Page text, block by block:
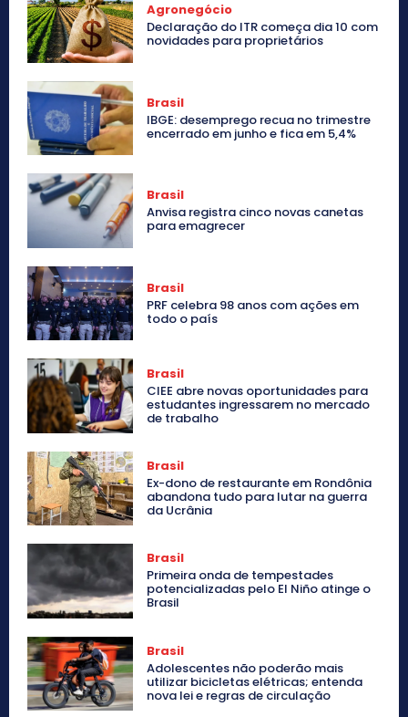
Agronegócio
Declaração do ITR começa dia 10 com
novidades para proprietários
Brasil
IBGE: desemprego recua no trimestre
encerrado em junho e fica em 5,4%
Brasil
Anvisa registra cinco novas canetas
para emagrecer
Brasil
PRF celebra 98 anos com ações em
todo o país
Brasil
CIEE abre novas oportunidades para
estudantes ingressarem no mercado
de trabalho
Brasil
Ex-dono de restaurante em Rondônia
abandona tudo para lutar na guerra
da Ucrânia
Brasil
Primeira onda de tempestades
potencializadas pelo El Niño atinge o
Brasil
Brasil
Adolescentes não poderão mais
utilizar bicicletas elétricas; entenda
nova lei e regras de circulação